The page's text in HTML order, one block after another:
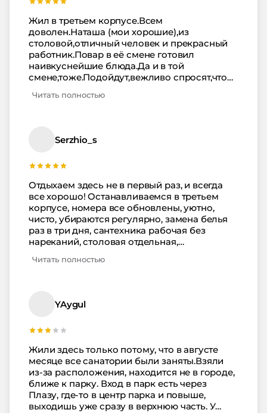
что ее нет!!! Суп был двух видов, причем
основа одна, а вот добавка отличалась. Но
он был практически прозрачный. Котлеты не
всегда прожаренные. Так что если взять в
целом, то сервис НИКАКОЙ!! Еда отвратная
и номера холодные, так что вообще ужас.
Жил в третьем корпусе.Всем
доволен.Наташа (мои хорошие),из
столовой,отличный человек и прекрасный
работник.Повар в её смене готовил
наивкуснейшие блюда.Да и в той
смене,тоже.Подойдут,вежливо спросят,что
замечательно.Рядом парк,долина
можно докупить.Вообщем всё отлично.И
один жирный МИНУС отелю,а вернее
завтрака.ПОЗОР.В других отелях рассчёт в
12-00 и завтрак включён.Так и тут должно
быть,ведь я плачу за сутки,начало с 12- 00.Но
почему то в 8 - 00 досвидос.Товарищи
директора,не мелочитесь и будет всё
ОК.Желаю всем здоровья,мира и
добра.Приеду ещё ))
Читать полностью
Serzhio_s
Отдыхаем здесь не в первый раз, и всегда
все хорошо! Останавливаемся в третьем
корпусе, номера все обновлены, уютно,
чисто, убираются регулярно, замена белья
раз в три дня, сантехника рабочая без
нареканий, столовая отдельная,
сотрудникам столовой, все вкусно, полезно,
включая врачей, медсестер, портье (3
корпус), все и всегда готовы придти на
ехать по путевке с включенным лечением-
все, что попросите, и чем располагает
лечебная база санатория-все вам с
удовольствием сделают! В общем,
рекомендую!!!
Читать полностью
YAygul
Жили здесь только потому, что в августе
месяце все санатории были заняты.Взяли
из-за расположения, находится не в городе,
ближе к парку. Вход в парк есть через
Плазу, где-то в центр парка и повыше,
выходишь уже сразу в верхнюю часть. У